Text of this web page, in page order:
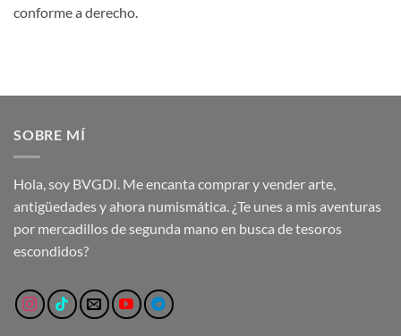
conforme a derecho.
SOBRE MÍ
Hola, soy BVGDI. Me encanta comprar y vender arte,
antigüedades y ahora numismática. ¿Te unes a mis aventuras
por mercadillos de segunda mano en busca de tesoros
escondidos?